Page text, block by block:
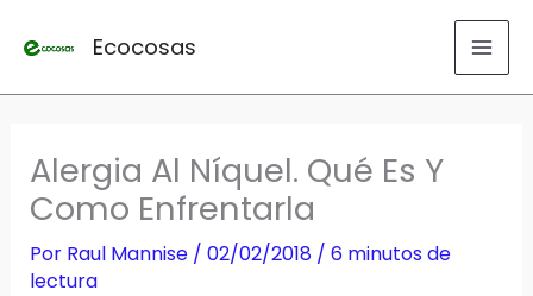
Ecocosas
Alergia Al Níquel. Qué Es Y
Como Enfrentarla
Por Raul Mannise / 02/02/2018 / 6 minutos de
lectura